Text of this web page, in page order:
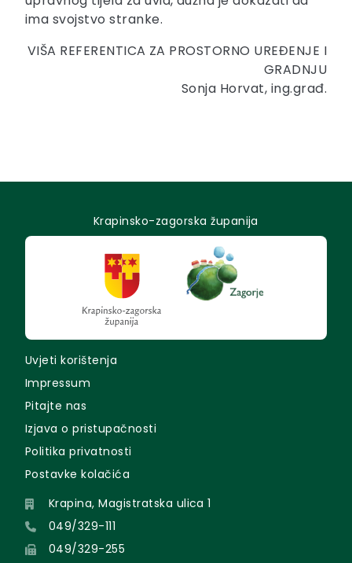
ima svojstvo stranke.
VIŠA REFERENTICA ZA PROSTORNO UREĐENJE I
GRADNJU
Sonja Horvat, ing.građ.
Krapinsko-zagorska županija
Uvjeti korištenja
Impressum
Pitajte nas
Izjava o pristupačnosti
Politika privatnosti
Postavke kolačića
Krapina, Magistratska ulica 1
049/329-111
049/329-255